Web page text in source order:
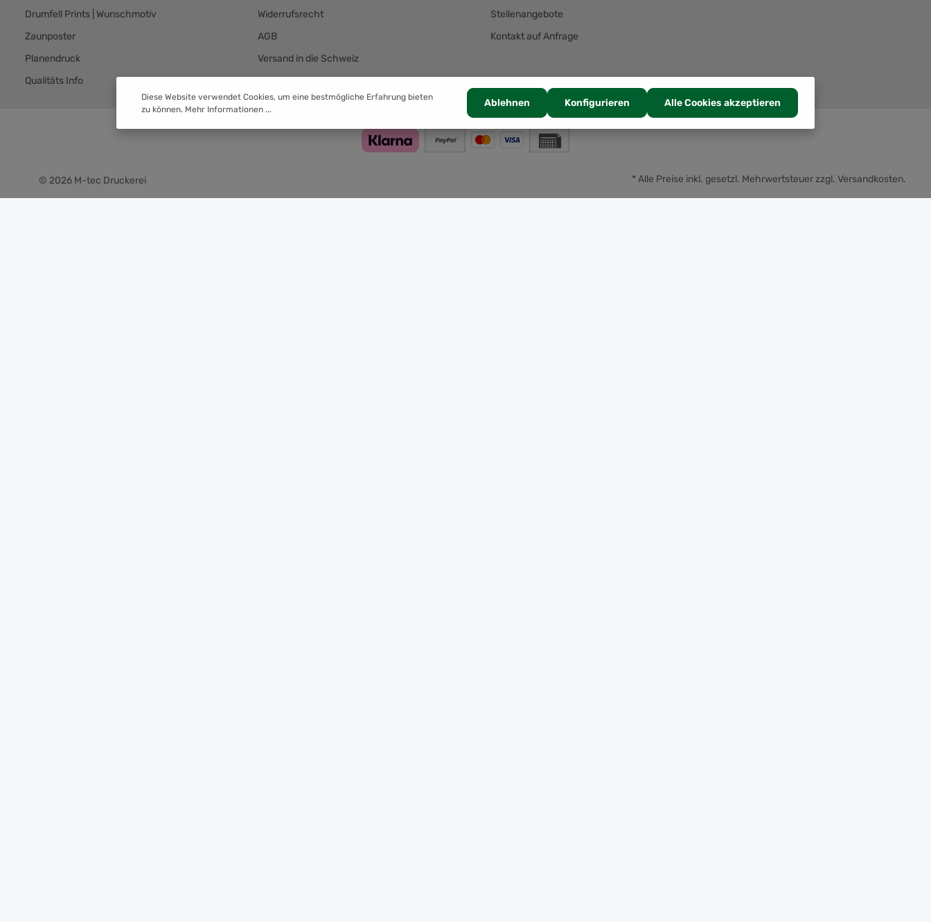
Drumfell Prints | Wunschmotiv
Zaunposter
Planendruck
Qualitäts Info
Widerrufsrecht
AGB
Versand in die Schweiz
Versand & Zahlung
Stellenangebote
Kontakt auf Anfrage
© 2026 M-tec Druckerei * Alle Preise inkl. gesetzl. Mehrwertsteuer zzgl. Versandkosten.
Diese Website verwendet Cookies, um eine bestmögliche Erfahrung bieten
zu können. Mehr Informationen ...
Ablehnen Konfigurieren Alle Cookies akzeptieren